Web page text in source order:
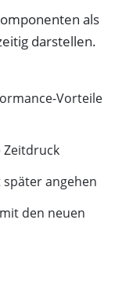
als
darstellen.
Vorteile
Zeitdruck
später angehen
mit den neuen